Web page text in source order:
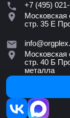
+7 (495)
Московская
стр. 35 Е
Московская
стр. 40 Б
металла